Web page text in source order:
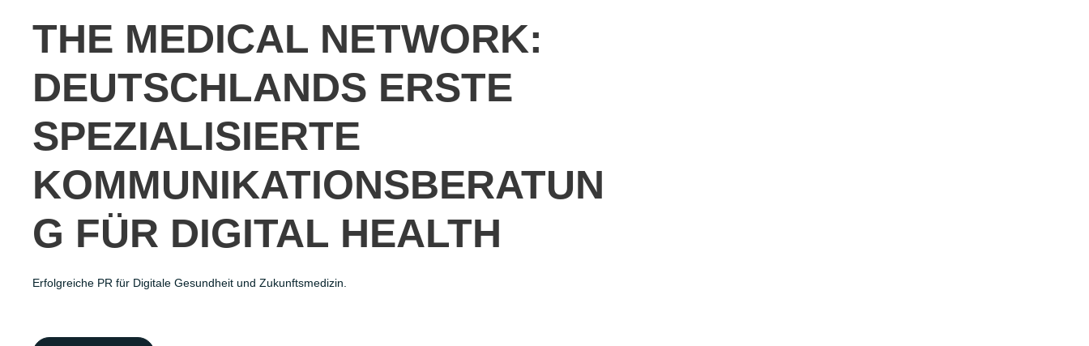
THE MEDICAL NETWORK:
DEUTSCHLANDS ERSTE
SPEZIALISIERTE
KOMMUNIKATIONSBERATUN
G FÜR DIGITAL HEALTH
Erfolgreiche PR für Digitale Gesundheit und Zukunftsmedizin.